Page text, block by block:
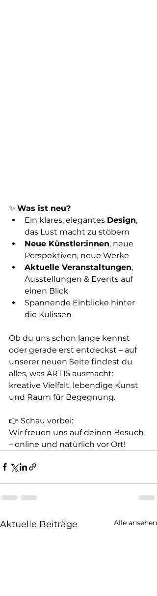
✨ Was ist neu?
Ein klares, elegantes Design,
das Lust macht zu stöbern
Neue Künstler:innen, neue
Perspektiven, neue Werke
Aktuelle Veranstaltungen,
Ausstellungen & Events auf
einen Blick
Spannende Einblicke hinter
die Kulissen
Ob du uns schon lange kennst
oder gerade erst entdeckst – auf
unserer neuen Seite findest du
alles, was ART15 ausmacht:
kreative Vielfalt, lebendige Kunst
und Raum für Begegnung.
👉 Schau vorbei:
Wir freuen uns auf deinen Besuch
– online und natürlich vor Ort!
Aktuelle Beiträge Alle ansehen